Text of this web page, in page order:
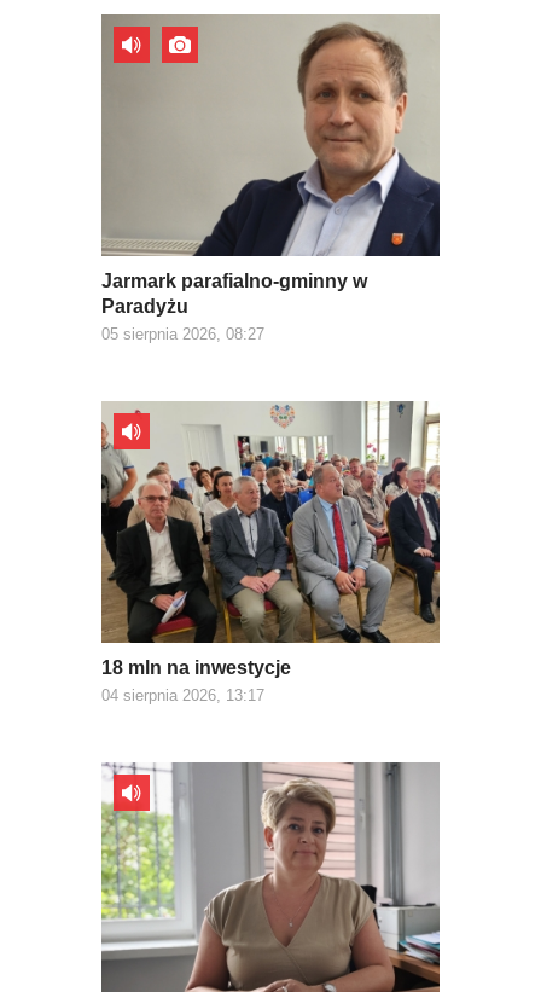
Jarmark parafialno-gminny w
Paradyżu
05 sierpnia 2026, 08:27
18 mln na inwestycje
04 sierpnia 2026, 13:17